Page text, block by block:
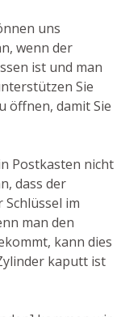
uns
wenn der
ist und man
Sie
öffnen, damit Sie
Postkasten nicht
dass der
im
man den
kann dies
kaputt ist